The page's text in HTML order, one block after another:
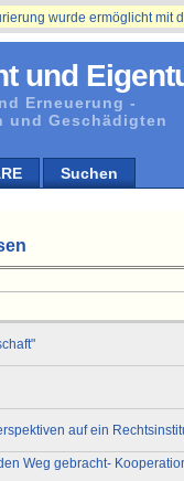
und
Erneuerung -
und Geschädigten
Suchen
wurde ermöglicht mit der
auf ein
Weg gebracht-